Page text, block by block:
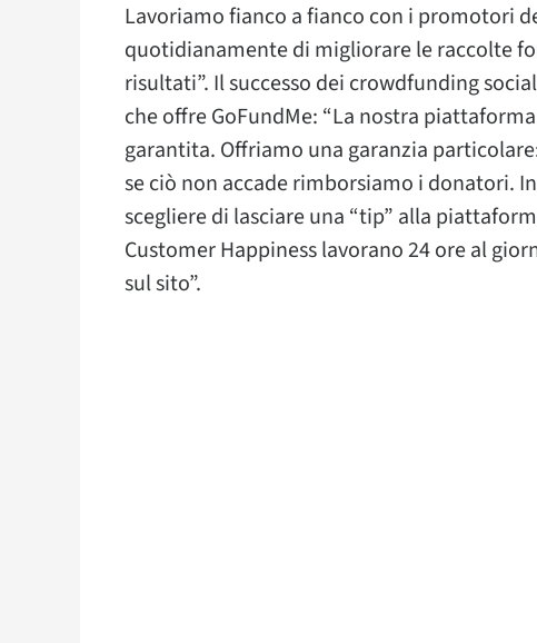
Lavoriamo fianco a fianco con i promotori
quotidianamente di migliorare le raccolte
risultati”. Il successo dei crowdfunding
che offre GoFundMe: “La nostra
garantita. Offriamo una garanzia
se ciò non accade rimborsiamo i donatori.
scegliere di lasciare una “tip” alla
Customer Happiness lavorano 24 ore al
sul sito”.